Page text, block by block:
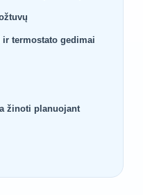
termostato gedimai
žinoti planuojant